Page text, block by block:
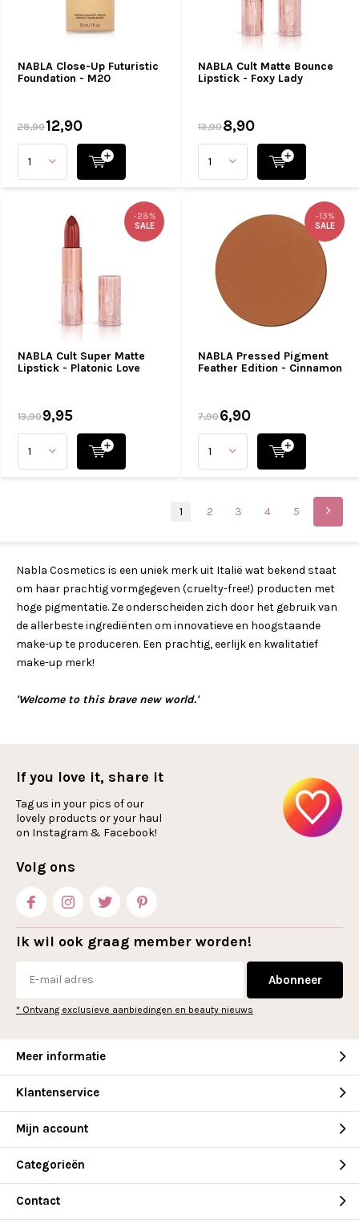
NABLA Close-Up Futuristic
Foundation - M20
28,9012,90
NABLA Cult Matte Bounce
Lipstick - Foxy Lady
13,908,90
NABLA Cult Super Matte
Lipstick - Platonic Love
-28%
SALE
13,909,95
NABLA Pressed Pigment
Feather Edition - Cinnamon
-13%
SALE
7,906,90
1 2 3 4 5
Nabla Cosmetics is een uniek merk uit Italië wat bekend staat
om haar prachtig vormgegeven (cruelty-free!) producten met
hoge pigmentatie. Ze onderscheiden zich door het gebruik van
de allerbeste ingrediënten om innovatieve en hoogstaande
make-up te produceren. Een prachtig, eerlijk en kwalitatief
make-up merk!
'Welcome to this brave new world.'
If you love it, share it
Tag us in your pics of our
lovely products or your haul
on Instagram & Facebook!
Volg ons
Ik wil ook graag member worden!
Abonneer
* Ontvang exclusieve aanbiedingen en beauty nieuws
Meer informatie
Klantenservice
Mijn account
Categorieën
Contact